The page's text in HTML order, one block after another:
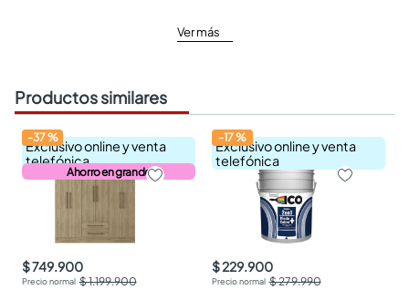
Ver más
Productos similares
Exclusivo online y venta
telefónica
Ahorro en grande
-37%
$ 749.900
$ 1.199.900
Exclusivo online y venta
telefónica
-17%
$ 229.900
$ 279.990